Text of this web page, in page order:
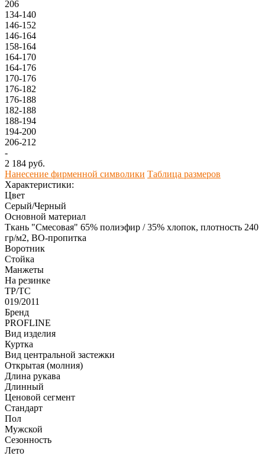
206
134-140
146-152
146-164
158-164
164-170
164-176
170-176
176-182
176-188
182-188
188-194
194-200
206-212
-
2 184 руб.
Нанесение фирменной символики Таблица размеров
Характеристики:
Цвет
Серый/Черный
Основной материал
Ткань "Смесовая" 65% полиэфир / 35% хлопок, плотность 240
гр/м2, ВО-пропитка
Воротник
Стойка
Манжеты
На резинке
ТР/ТС
019/2011
Бренд
PROFLINE
Вид изделия
Куртка
Вид центральной застежки
Открытая (молния)
Длина рукава
Длинный
Ценовой сегмент
Стандарт
Пол
Мужской
Сезонность
Лето